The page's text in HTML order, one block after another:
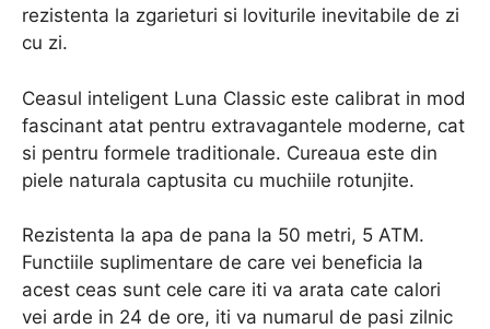
rezistenta la zgarieturi si loviturile inevitabile de zi
cu zi.
Ceasul inteligent Luna Classic este calibrat in mod
fascinant atat pentru extravagantele moderne, cat
si pentru formele traditionale. Cureaua este din
piele naturala captusita cu muchiile rotunjite.
Rezistenta la apa de pana la 50 metri, 5 ATM.
Functiile suplimentare de care vei beneficia la
acest ceas sunt cele care iti va arata cate calori
vei arde in 24 de ore, iti va numarul de pasi zilnic